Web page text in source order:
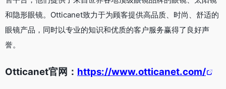
和隐形眼镜。Otticanet致力于为顾客提供高品质、时尚、舒适的
眼镜产品，同时以专业的知识和优质的客户服务赢得了良好声
誉。
Otticanet官网： https://www.otticanet.com/